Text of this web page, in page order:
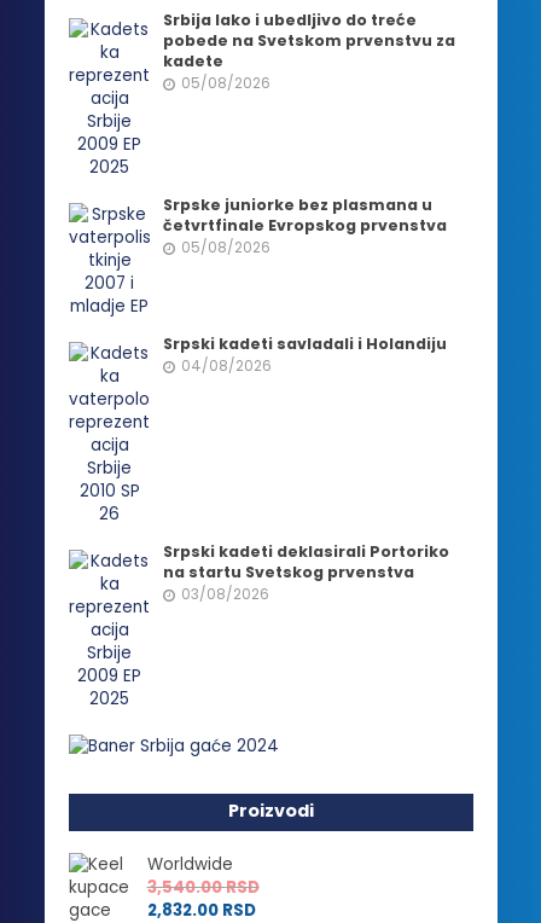
Srbija lako i ubedljivo do treće
pobede na Svetskom prvenstvu za
kadete
05/08/2026
Srpske juniorke bez plasmana u
četvrtfinale Evropskog prvenstva
05/08/2026
Srpski kadeti savladali i Holandiju
04/08/2026
Srpski kadeti deklasirali Portoriko
na startu Svetskog prvenstva
03/08/2026
Proizvodi
Worldwide
3,540.00RSD
2,832.00 RSD